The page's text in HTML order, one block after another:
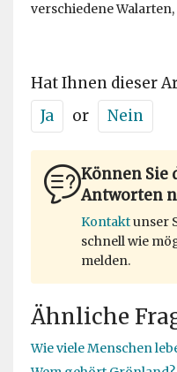
verschiedene
Hat Ihnen dieser
Ja
or Nein
Können Sie
Antworten
Kontaktunser
schnell wie
melden.
Ähnliche
Wie viele Menschen